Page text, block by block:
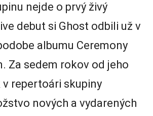
nejde o prvý živý
debut si Ghost odbili už v
albumu Ceremony
Za sedem rokov od jeho
v repertoári skupiny
nových a vydarených